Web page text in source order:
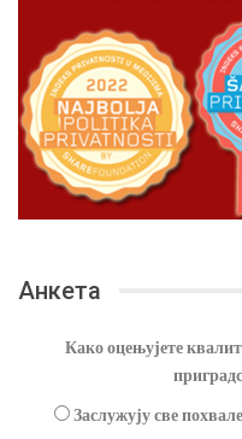
Анкета
Како оцењујете
Заслужују све похвале